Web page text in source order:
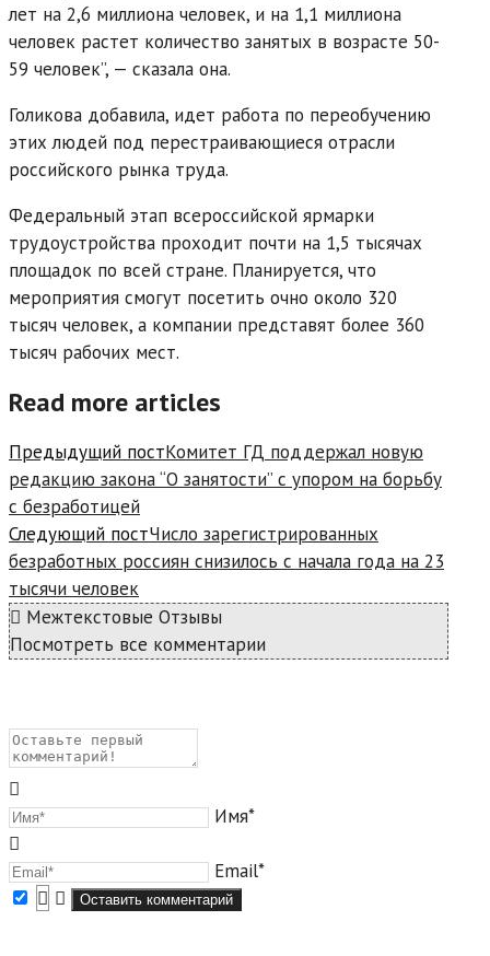
лет на 2,6 миллиона человек, и на 1,1 миллиона
человек растет количество занятых в возрасте 50-
59 человек”, — сказала она.
Голикова добавила, идет работа по переобучению
этих людей под перестраивающиеся отрасли
российского рынка труда.
Федеральный этап всероссийской ярмарки
трудоустройства проходит почти на 1,5 тысячах
площадок по всей стране. Планируется, что
мероприятия смогут посетить очно около 320
тысяч человек, а компании представят более 360
тысяч рабочих мест.
Read more articles
Предыдущий постКомитет ГД поддержал новую
редакцию закона “О занятости” с упором на борьбу
с безработицей
Следующий постЧисло зарегистрированных
безработных россиян снизилось с начала года на 23
тысячи человек
Межтекстовые Отзывы
Посмотреть все комментарии
Имя*
Email*